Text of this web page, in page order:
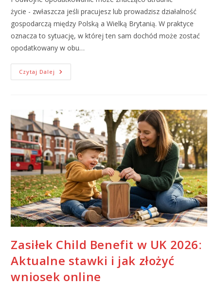
życie - zwłaszcza jeśli pracujesz lub prowadzisz działalność
gospodarczą między Polską a Wielką Brytanią. W praktyce
oznacza to sytuację, w której ten sam dochód może zostać
opodatkowany w obu…
Czytaj Dalej
Zasiłek Child Benefit w UK 2026:
Aktualne stawki i jak złożyć
wniosek online